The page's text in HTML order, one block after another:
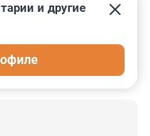
и другие